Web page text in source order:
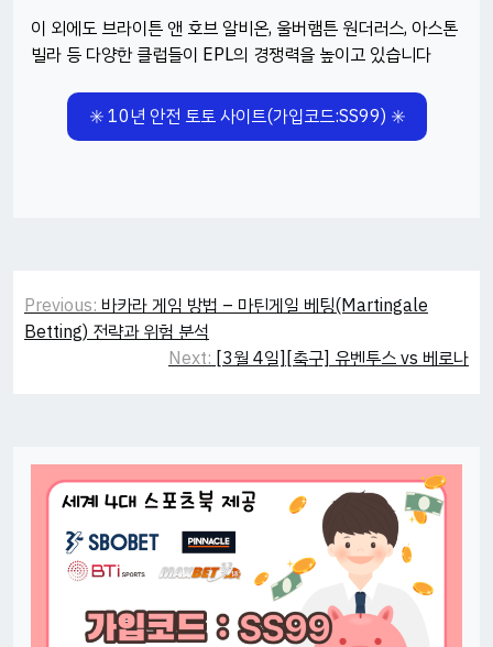
이 외에도 브라이튼 앤 호브 알비온, 울버햄튼 원더러스, 아스톤
빌라 등 다양한 클럽들이 EPL의 경쟁력을 높이고 있습니다
✳️ 10년 안전 토토 사이트(가입코드:SS99) ✳️
Post
navigation
Previous:바카라 게임 방법 – 마틴게일 베팅(Martingale
Betting) 전략과 위험 분석
Next: [3월 4일][축구] 유벤투스 vs 베로나